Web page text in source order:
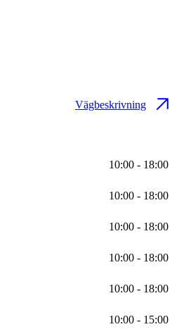
Vägbeskrivning
10:00 - 18:00
10:00 - 18:00
10:00 - 18:00
10:00 - 18:00
10:00 - 18:00
10:00 - 15:00